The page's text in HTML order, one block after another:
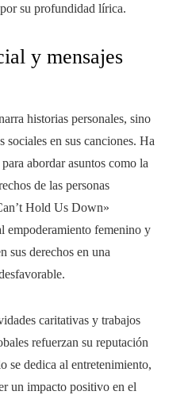
su profundidad lírica.
y mensajes
historias personales, sino
sociales en sus canciones. Ha
abordar asuntos como la
de las personas
Hold Us Down»
empoderamiento femenino y
sus derechos en una
caritativas y trabajos
refuerzan su reputación
se dedica al entretenimiento,
un impacto positivo en el